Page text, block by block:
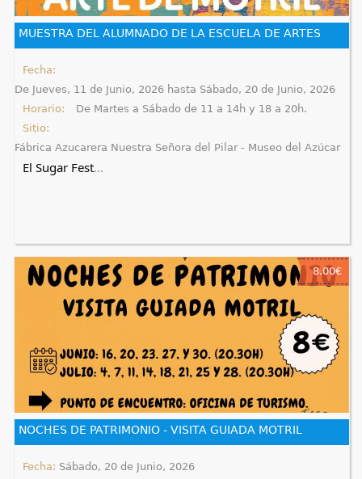
MUESTRA DEL ALUMNADO DE LA ESCUELA DE ARTES
Fecha:
De Jueves, 11 de Junio, 2026hasta Sábado, 20 de Junio, 2026
Horario:
De Martes a Sábado de 11 a 14h y 18 a 20h.
Sitio:
Fábrica Azucarera Nuestra Señora del Pilar - Museo del Azúcar
El Sugar Fest...
8.00€
NOCHES DE PATRIMONIO - VISITA GUIADA MOTRIL
Fecha: Sábado, 20 de Junio, 2026